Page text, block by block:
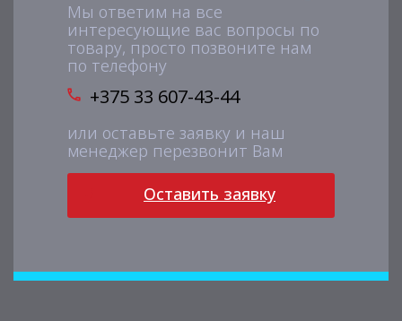
Мы ответим на все
интересующие вас вопросы по
товару, просто позвоните нам
по телефону
+375 33 607-43-44
или оставьте заявку и наш
менеджер перезвонит Вам
Оставить заявку